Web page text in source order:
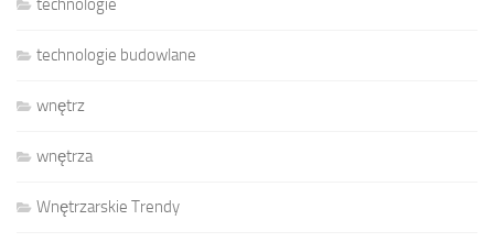
technologie
technologie budowlane
wnętrz
wnętrza
Wnętrzarskie Trendy